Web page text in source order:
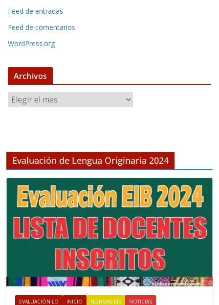
Feed de entradas
Feed de comentarios
WordPress.org
Archivos
r
o
Evaluación de Lengua Originaria 2024
EVALUACIÓN LO INICIO NORMAS EIB NOTICIAS